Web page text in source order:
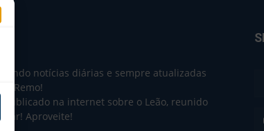
notícias diárias e sempre atualizadas
Remo!
publicado na internet sobre o Leão, reunido
Aproveite!